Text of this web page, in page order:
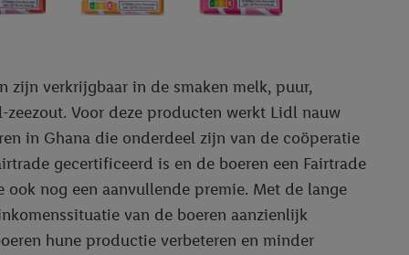
zijn verkrijgbaar in de smaken melk, puur,
Voor deze producten werkt Lidl nauw
in Ghana die onderdeel zijn van de coöperatie
gecertificeerd is en de boeren een Fairtrade
nog een aanvullende premie. Met de lange
van de boeren aanzienlijk
hune productie verbeteren en minder